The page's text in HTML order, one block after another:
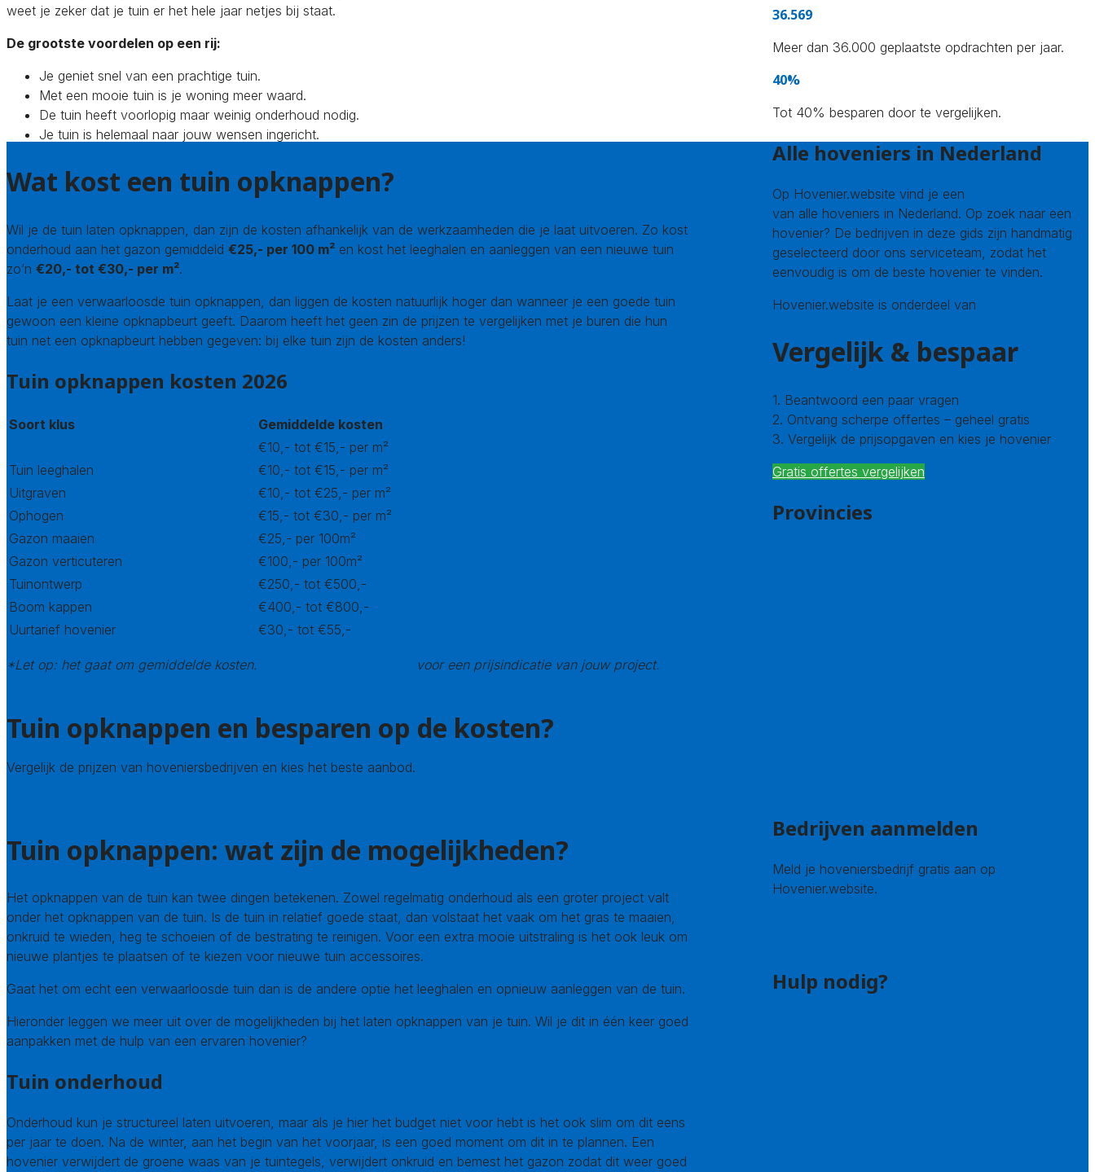
weet je zeker dat je tuin er het hele jaar netjes bij staat.
De grootste voordelen op een rij:
Je geniet snel van een prachtige tuin.
Met een mooie tuin is je woning meer waard.
De tuin heeft voorlopig maar weinig onderhoud nodig.
Je tuin is helemaal naar jouw wensen ingericht.
Wat kost een tuin opknappen?
Wil je de tuin laten opknappen, dan zijn de kosten afhankelijk van de werkzaamheden die je laat uitvoeren. Zo kost
onderhoud aan het gazon gemiddeld €25,- per 100 m² en kost het leeghalen en aanleggen van een nieuwe tuin
zo’n €20,- tot €30,- per m².
Laat je een verwaarloosde tuin opknappen, dan liggen de kosten natuurlijk hoger dan wanneer je een goede tuin
gewoon een kleine opknapbeurt geeft. Daarom heeft het geen zin de prijzen te vergelijken met je buren die hun
tuin net een opknapbeurt hebben gegeven: bij elke tuin zijn de kosten anders!
Tuin opknappen kosten 2026
Soort klus
Gemiddelde kosten
€10,- tot €15,- per m²
Tuin leeghalen
€10,- tot €15,- per m²
Uitgraven
€10,- tot €25,- per m²
Ophogen
€15,- tot €30,- per m²
Gazon maaien
€25,- per 100m²
Gazon verticuteren
€100,- per 100m²
Tuinontwerp
€250,- tot €500,-
Boom kappen
€400,- tot €800,-
Uurtarief hovenier
€30,- tot €55,-
*Let op: het gaat om gemiddelde kosten. voor een prijsindicatie van jouw project.
Tuin opknappen en besparen op de kosten?
Vergelijk de prijzen van hoveniersbedrijven en kies het beste aanbod.
Tuin opknappen: wat zijn de mogelijkheden?
Het opknappen van de tuin kan twee dingen betekenen. Zowel regelmatig onderhoud als een groter project valt
onder het opknappen van de tuin. Is de tuin in relatief goede staat, dan volstaat het vaak om het gras te maaien,
onkruid te wieden, heg te schoeien of de bestrating te reinigen. Voor een extra mooie uitstraling is het ook leuk om
nieuwe plantjes te plaatsen of te kiezen voor nieuwe tuin accessoires.
Gaat het om echt een verwaarloosde tuin dan is de andere optie het leeghalen en opnieuw aanleggen van de tuin.
Hieronder leggen we meer uit over de mogelijkheden bij het laten opknappen van je tuin. Wil je dit in één keer goed
aanpakken met de hulp van een ervaren hovenier?
Tuin onderhoud
Onderhoud kun je structureel laten uitvoeren, maar als je hier het budget niet voor hebt is het ook slim om dit eens
per jaar te doen. Na de winter, aan het begin van het voorjaar, is een goed moment om dit in te plannen. Een
hovenier verwijdert de groene waas van je tuintegels, verwijdert onkruid en bemest het gazon zodat dit weer goed
36.569
Meer dan 36.000 geplaatste opdrachten per jaar.
40%
Tot 40% besparen door te vergelijken.
Alle hoveniers in Nederland
Op Hovenier.website vind je een
van alle hoveniers in Nederland. Op zoek naar een
hovenier? De bedrijven in deze gids zijn handmatig
geselecteerd door ons serviceteam, zodat het
eenvoudig is om de beste hovenier te vinden.
Hovenier.website is onderdeel van
Vergelijk & bespaar
1. Beantwoord een paar vragen
2. Ontvang scherpe offertes – geheel gratis
3. Vergelijk de prijsopgaven en kies je hovenier
Gratis offertes vergelijken
Provincies
Bedrijven aanmelden
Meld je hoveniersbedrijf gratis aan op
Hovenier.website.
Hulp nodig?